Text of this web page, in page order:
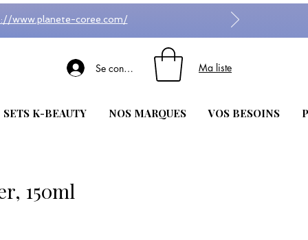
www.planete-coree.com/
Se connecter Ma liste
SETS K-BEAUTY NOS MARQUES VOS BESOINS
150ml